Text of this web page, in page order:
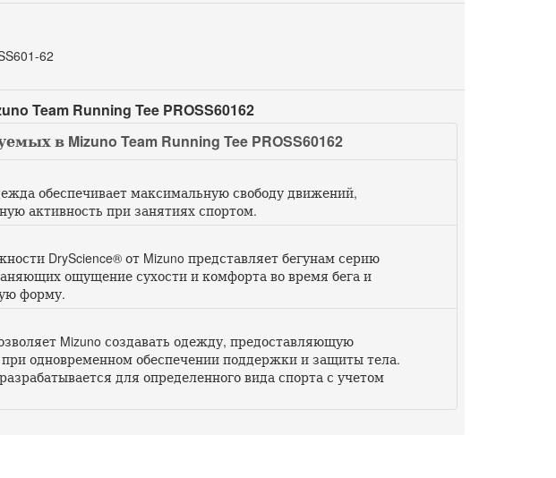
62
Team Running Tee PROSS60162
в Mizuno Team Running Tee PROSS60162
обеспечивает максимальную свободу движений,
активность при занятиях спортом.
DryScience® от Mizuno представляет бегунам серию
ощущение сухости и комфорта во время бега и
форму.
Mizuno создавать одежду, предоставляющую
одновременном обеспечении поддержки и защиты тела.
для определенного вида спорта с учетом